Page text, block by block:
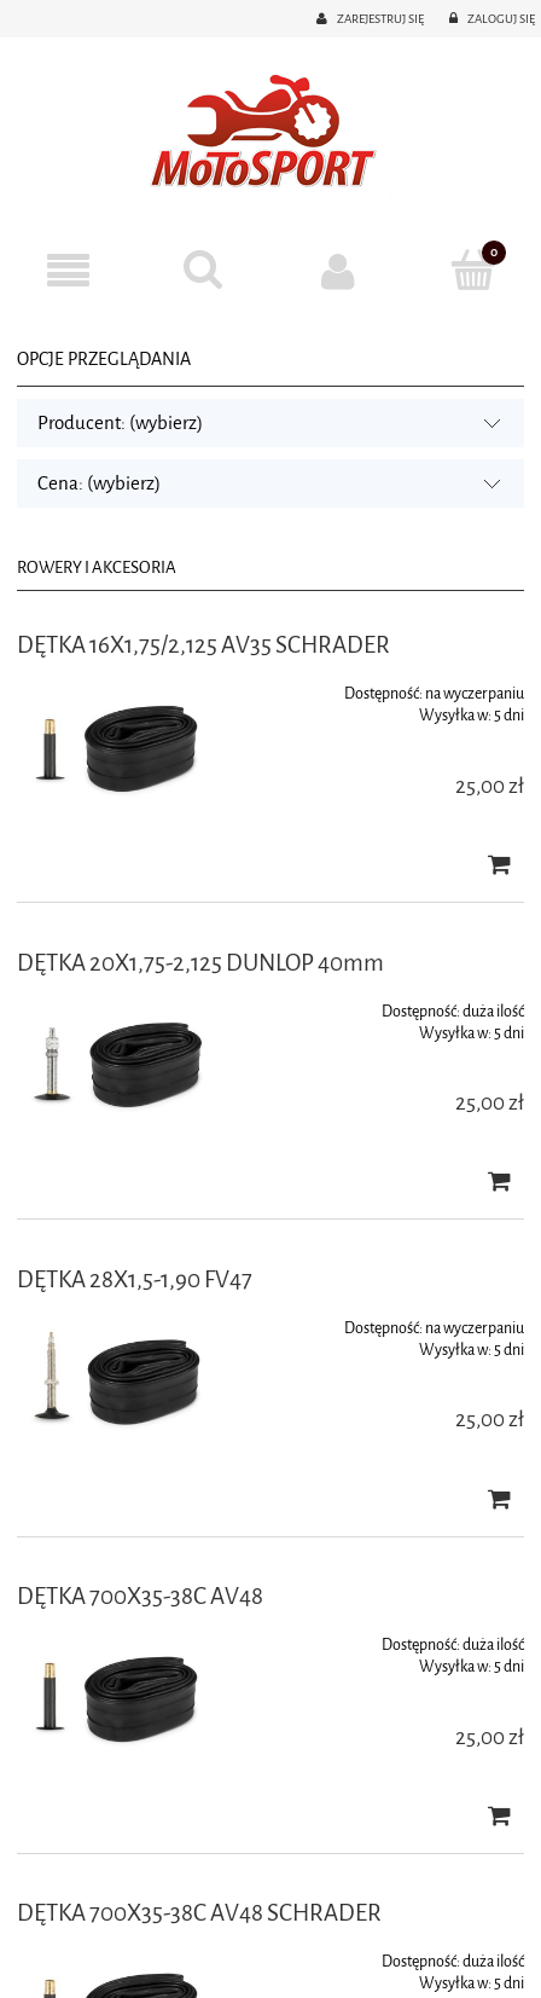
ZAREJESTRUJ SIĘ ZALOGUJ SIĘ
OPCJE PRZEGLĄDANIA
Producent: (wybierz)
Cena: (wybierz)
ROWERY I AKCESORIA
DĘTKA 16X1,75/2,125 AV35 SCHRADER
Dostępność: na wyczerpaniu
Wysyłka w:5 dni
25,00 zł
DĘTKA 20X1,75-2,125 DUNLOP 40mm
Dostępność:duża ilość
Wysyłka w:5 dni
25,00 zł
DĘTKA 28X1,5-1,90 FV47
Dostępność: na wyczerpaniu
Wysyłka w:5 dni
25,00 zł
DĘTKA 700X35-38C AV48
Dostępność:duża ilość
Wysyłka w:5 dni
25,00 zł
DĘTKA 700X35-38C AV48 SCHRADER
Dostępność:duża ilość
Wysyłka w:5 dni